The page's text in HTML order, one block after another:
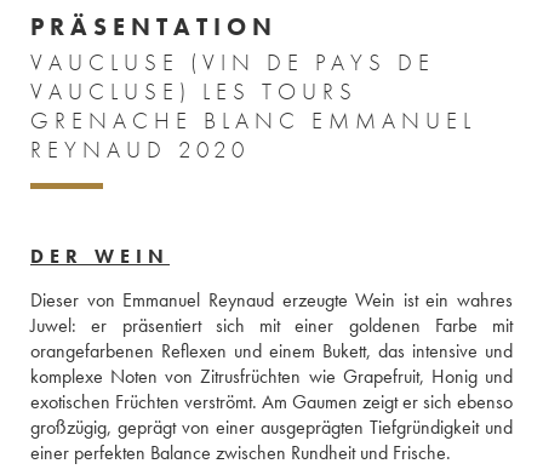
PRÄSENTATION
VAUCLUSE (VIN DE PAYS DE
VAUCLUSE) LES TOURS
GRENACHE BLANC EMMANUEL
REYNAUD 2020
DER WEIN
Dieser von Emmanuel Reynaud erzeugte Wein ist ein wahres
Juwel: er präsentiert sich mit einer goldenen Farbe mit
orangefarbenen Reflexen und einem Bukett, das intensive und
komplexe Noten von Zitrusfrüchten wie Grapefruit, Honig und
exotischen Früchten verströmt. Am Gaumen zeigt er sich ebenso
großzügig, geprägt von einer ausgeprägten Tiefgründigkeit und
einer perfekten Balance zwischen Rundheit und Frische.